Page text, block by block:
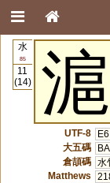
水
85
11
(14)
滬
UTF-8
大五碼
倉頡碼 水
Matthews